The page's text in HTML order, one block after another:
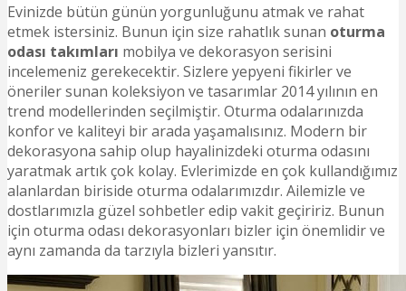
Evinizde bütün günün yorgunluğunu atmak ve rahat
etmek istersiniz. Bunun için size rahatlık sunan oturma
odası takımları mobilya ve dekorasyon serisini
incelemeniz gerekecektir. Sizlere yepyeni fikirler ve
öneriler sunan koleksiyon ve tasarımlar 2014 yılının en
trend modellerinden seçilmiştir. Oturma odalarınızda
konfor ve kaliteyi bir arada yaşamalısınız. Modern bir
dekorasyona sahip olup hayalinizdeki oturma odasını
yaratmak artık çok kolay. Evlerimizde en çok kullandığımız
alanlardan biriside oturma odalarımızdır. Ailemizle ve
dostlarımızla güzel sohbetler edip vakit geçiririz. Bunun
için oturma odası dekorasyonları bizler için önemlidir ve
aynı zamanda da tarzıyla bizleri yansıtır.